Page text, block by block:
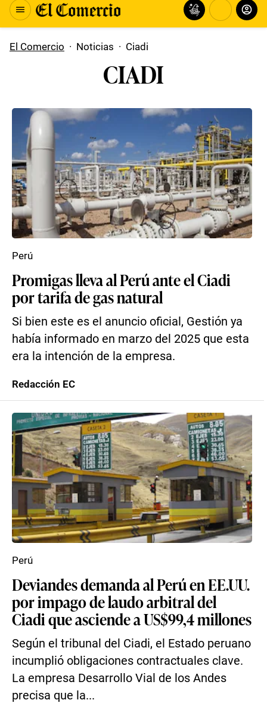
El Comercio · Noticias · Ciadi
CIADI
Promigas lleva al Perú ante el Ciadi
por tarifa de gas natural
Si bien este es el anuncio oficial, Gestión ya
había informado en marzo del 2025 que esta
era la intención de la empresa.
Perú
Redacción EC
Deviandes demanda al Perú en EE.UU.
por impago de laudo arbitral del
Ciadi que asciende a US$99,4 millones
Según el tribunal del Ciadi, el Estado peruano
incumplió obligaciones contractuales clave.
La empresa Desarrollo Vial de los Andes
precisa que la...
Perú